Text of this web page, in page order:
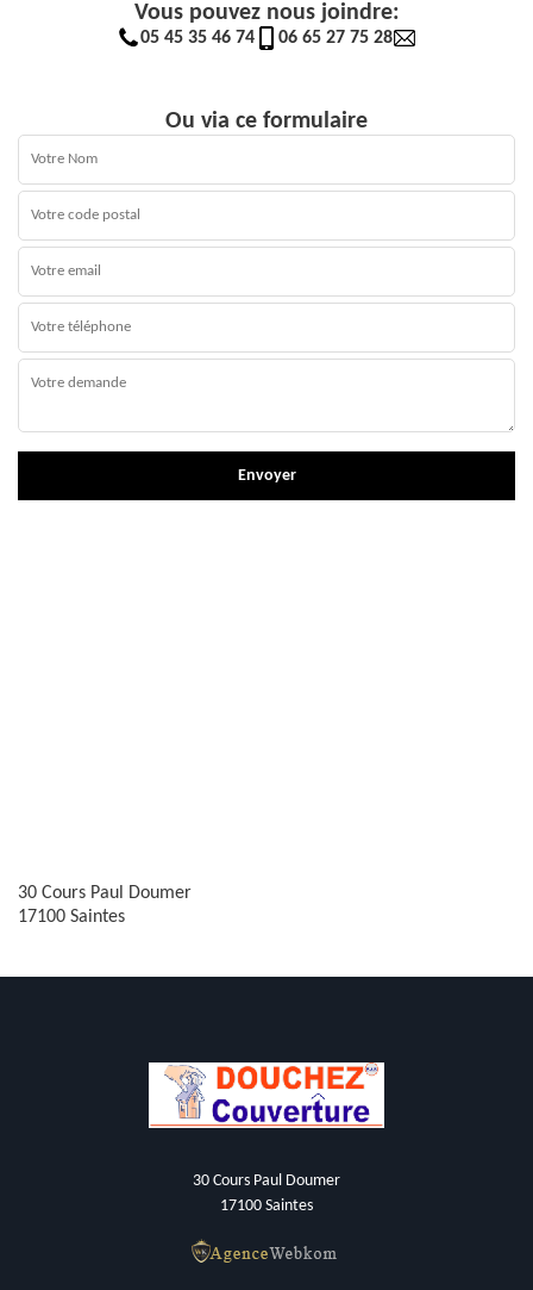
Vous pouvez nous joindre:
05 45 35 46 74 06 65 27 75 28
Ou via ce formulaire
30 Cours Paul Doumer
17100 Saintes
30 Cours Paul Doumer
17100 Saintes